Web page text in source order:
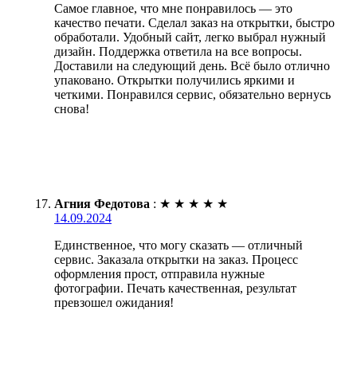
Самое главное, что мне понравилось — это
качество печати. Сделал заказ на открытки, быстро
обработали. Удобный сайт, легко выбрал нужный
дизайн. Поддержка ответила на все вопросы.
Доставили на следующий день. Всё было отлично
упаковано. Открытки получились яркими и
четкими. Понравился сервис, обязательно вернусь
снова!
Агния Федотова : ★ ★ ★ ★ ★
14.09.2024
Единственное, что могу сказать — отличный
сервис. Заказала открытки на заказ. Процесс
оформления прост, отправила нужные
фотографии. Печать качественная, результат
превзошел ожидания!